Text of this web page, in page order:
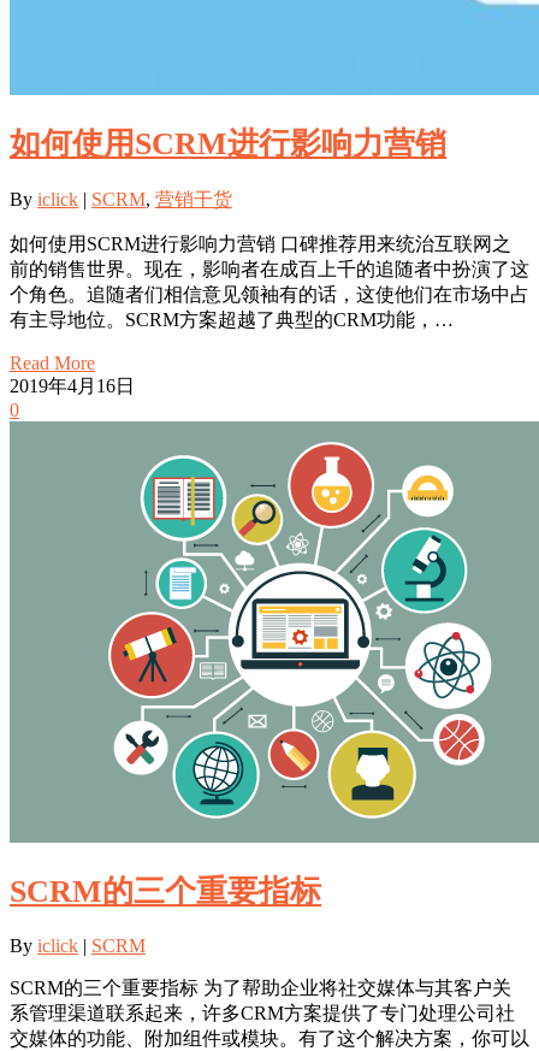
如何使用SCRM进行影响力营销
By iclick | SCRM, 营销干货
如何使用SCRM进行影响力营销 口碑推荐用来统治互联网之
前的销售世界。现在，影响者在成百上千的追随者中扮演了这
个角色。追随者们相信意见领袖有的话，这使他们在市场中占
有主导地位。SCRM方案超越了典型的CRM功能，…
Read More
2019年4月16日
0
SCRM的三个重要指标
By iclick | SCRM
SCRM的三个重要指标 为了帮助企业将社交媒体与其客户关
系管理渠道联系起来，许多CRM方案提供了专门处理公司社
交媒体的功能、附加组件或模块。有了这个解决方案，你可以